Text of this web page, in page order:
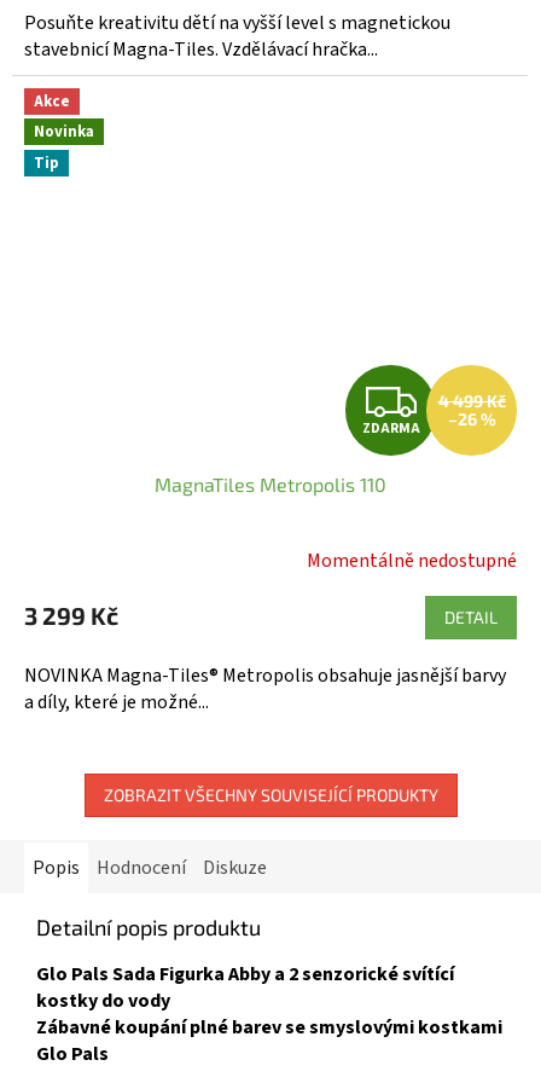
5,0
z
5
hvězdiček.
Posuňte kreativitu dětí na vyšší level s magnetickou
stavebnicí Magna-Tiles. Vzdělávací hračka...
Akce
Novinka
Tip
Z
D
R
M
A
ZDARMA
4 499 Kč
–26 %
MagnaTiles Metropolis 110
produktu
5,0
z
Momentálně nedostupné
3 299 Kč DETAIL
NOVINKA Magna-Tiles® Metropolis obsahuje jasnější barvy
a díly, které je možné...
ZOBRAZIT VŠECHNY SOUVISEJÍCÍ PRODUKTY
Popis Hodnocení Diskuze
Detailní popis produktu
Glo Pals Sada Figurka Abby a 2 senzorické svítící
kostky do vody
Zábavné koupání plné barev se smyslovými kostkami
Glo Pals